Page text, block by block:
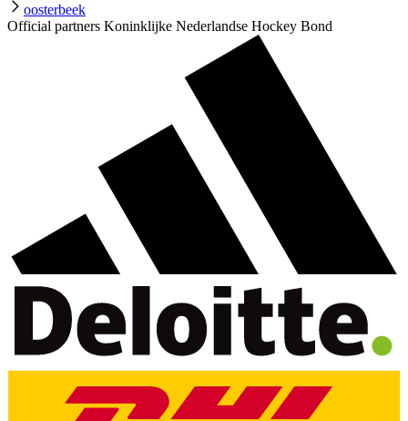
oosterbeek
Official partners Koninklijke Nederlandse Hockey Bond